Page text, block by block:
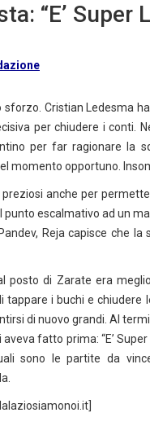
“E’ Super
Cristian Ledesma
per chiudere i conti.
per far ragionare la
momento opportuno.
anche per
punto escalmativo ad un
Reja capisce che
posto di Zarate era
tappare i buchi e
di nuovo grandi. Al
fatto prima: “E’
sono le partite da